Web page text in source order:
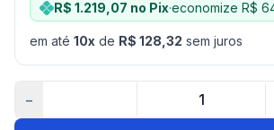
R$ 1.219,07 no Pix·economize R$
em até 10x de R$ 128,32 sem juros
−